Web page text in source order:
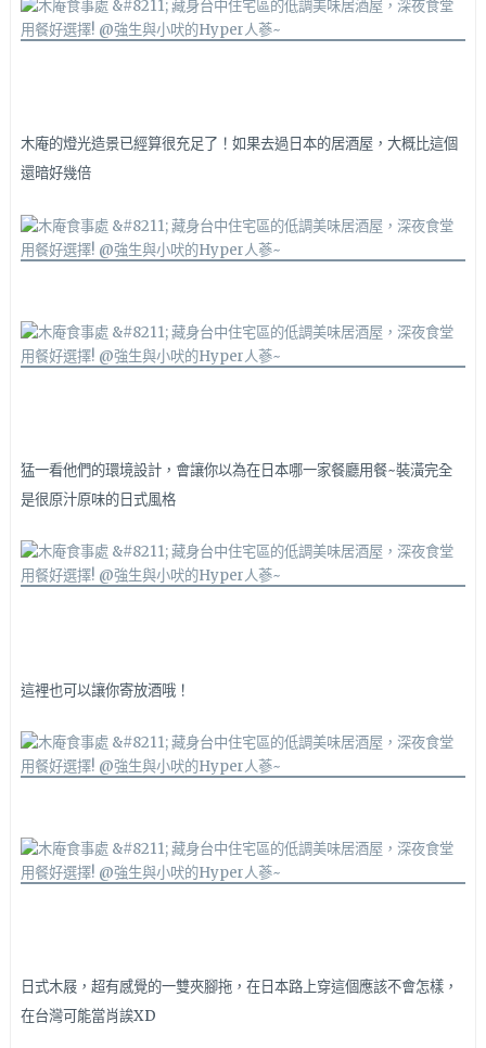
木庵的燈光造景已經算很充足了！如果去過日本的居酒屋，大概比這個
還暗好幾倍
猛一看他們的環境設計，會讓你以為在日本哪一家餐廳用餐~裝潢完全
是很原汁原味的日式風格
這裡也可以讓你寄放酒哦！
日式木屐，超有感覺的一雙夾腳拖，在日本路上穿這個應該不會怎樣，
在台灣可能當肖誒XD